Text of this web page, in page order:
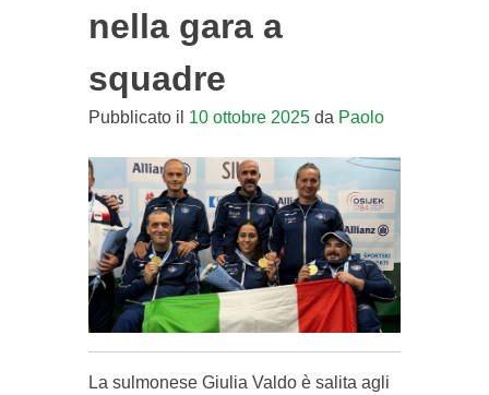
nella gara a
squadre
Pubblicato il 10 ottobre 2025da Paolo
La sulmonese Giulia Valdo è salita agli